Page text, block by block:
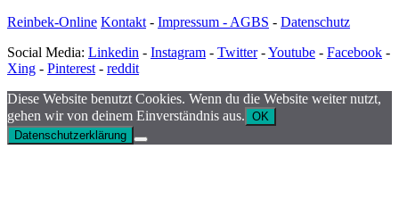
Reinbek-Online Kontakt - Impressum - AGBS - Datenschutz
Social Media: Linkedin - Instagram - Twitter-Youtube - Facebook -
Xing - Pinterest - reddit
Diese Website benutzt Cookies. Wenn du die Website weiter nutzt,
gehen wir von deinem Einverständnis aus. OK
Datenschutzerklärung